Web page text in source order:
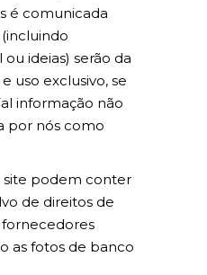
é comunicada
ideias) serão da
uso exclusivo, se
informação não
por nós como
site podem conter
de direitos de
as fotos de banco